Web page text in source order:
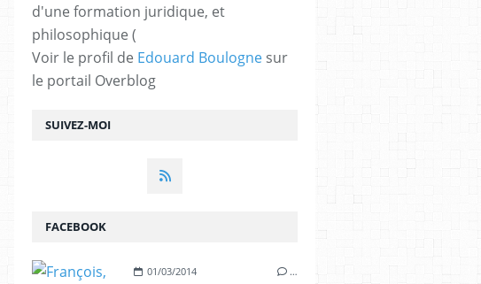
SUIVEZ-MOI
d'une formation juridique, et
philosophique (
Voir le profil de Edouard Boulogne sur
le portail Overblog
FACEBOOK
01/03/2014 …